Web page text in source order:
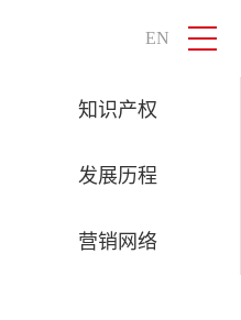
EN
知识产权
发展历程
营销网络